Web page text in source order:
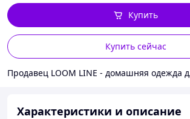
Купить сейчас
Купить
Характеристики и описание